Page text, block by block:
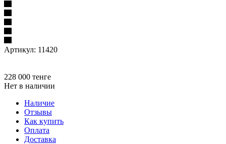
Артикул: 11420
228 000 тенге
Нет в наличии
Наличие
Отзывы
Как купить
Оплата
Доставка